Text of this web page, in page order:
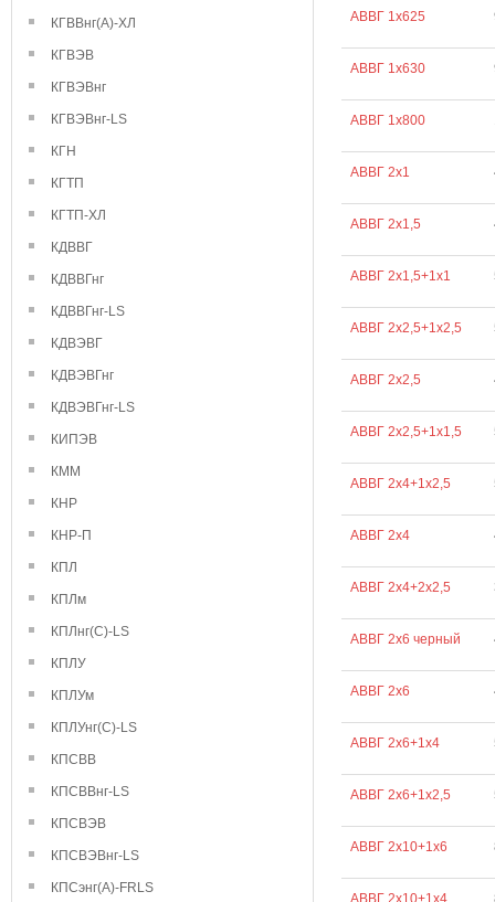
КГВВнг(А)-ХЛ
КГВЭВ
КГВЭВнг
КГВЭВнг-LS
КГН
КГТП
КГТП-ХЛ
КДВВГ
КДВВГнг
КДВВГнг-LS
КДВЭВГ
КДВЭВГнг
КДВЭВГнг-LS
КИПЭВ
КММ
КНР
КНР-П
КПЛ
КПЛм
КПЛнг(С)-LS
КПЛУ
КПЛУм
КПЛУнг(С)-LS
КПСВВ
КПСВВнг-LS
КПСВЭВ
КПСВЭВнг-LS
КПСэнг(А)-FRLS
АВВГ 1х625
АВВГ 1х630
АВВГ 1х800
АВВГ 2х1
АВВГ 2х1,5
АВВГ 2х1,5+1х1
АВВГ 2х2,5+1х2,5
АВВГ 2х2,5
АВВГ 2х2,5+1х1,5
АВВГ 2х4+1х2,5
АВВГ 2х4
АВВГ 2х4+2х2,5
АВВГ 2х6 черный
АВВГ 2х6
АВВГ 2х6+1х4
АВВГ 2х6+1х2,5
АВВГ 2х10+1х6
АВВГ 2х10+1х4